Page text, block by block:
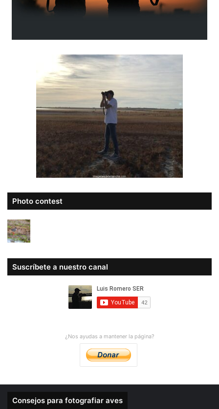
Photo contest
Suscríbete a nuestro canal
¿Nos ayudas a mantener la página?
Consejos para fotografiar aves